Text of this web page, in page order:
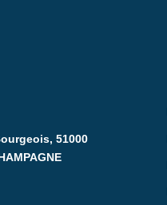
51000